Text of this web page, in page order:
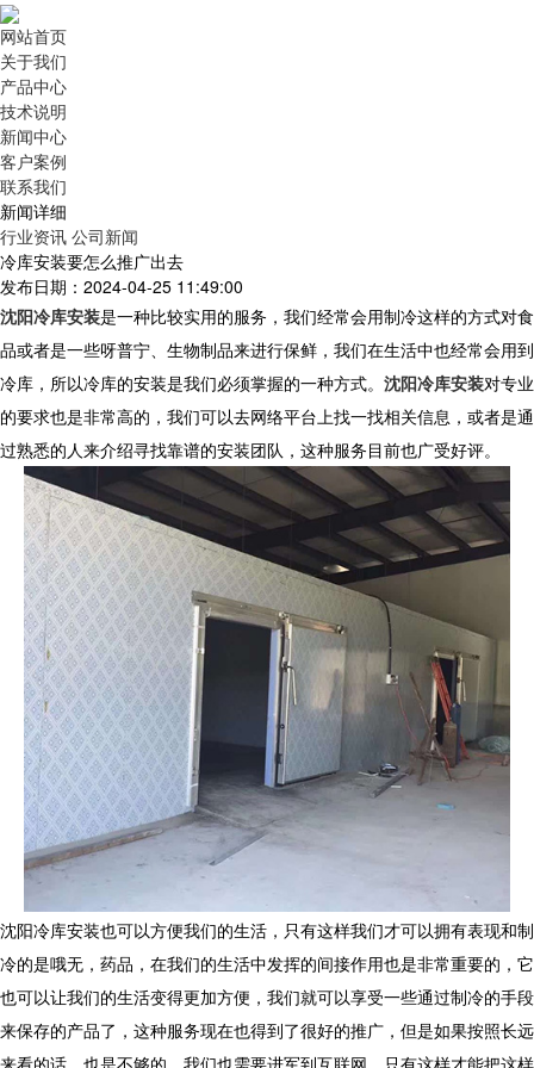
网站首页
关于我们
产品中心
技术说明
新闻中心
客户案例
联系我们
新闻详细
行业资讯 公司新闻
冷库安装要怎么推广出去
发布日期：2024-04-25 11:49:00
沈阳冷库安装是一种比较实用的服务，我们经常会用制冷这样的方式对食
品或者是一些呀普宁、生物制品来进行保鲜，我们在生活中也经常会用到
冷库，所以冷库的安装是我们必须掌握的一种方式。 沈阳冷库安装对专业
的要求也是非常高的，我们可以去网络平台上找一找相关信息，或者是通
过熟悉的人来介绍寻找靠谱的安装团队，这种服务目前也广受好评。
沈阳冷库安装也可以方便我们的生活，只有这样我们才可以拥有表现和制
冷的是哦无，药品，在我们的生活中发挥的间接作用也是非常重要的，它
也可以让我们的生活变得更加方便，我们就可以享受一些通过制冷的手段
来保存的产品了，这种服务现在也得到了很好的推广，但是如果按照长远
来看的话，也是不够的，我们也需要进军到互联网，只有这样才能把这样